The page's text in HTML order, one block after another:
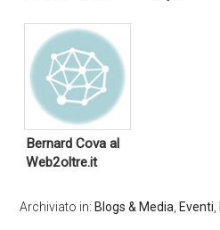
Bernard Cova al
Web2oltre.it
Archiviato in: Blogs & Media, Eventi,